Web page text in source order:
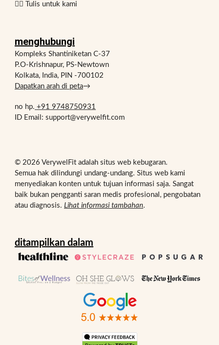
✍🏻 Tulis untuk kami
menghubungi
Kompleks Shantiniketan C-37
P.O-Krishnapur, PS-Newtown
Kolkata, India, PIN -700102
Dapatkan arah di peta→
no hp. +91 9748750931
ID Email: support@verywelfit.com
© 2026 VerywelFit adalah situs web kebugaran.
Semua hak dilindungi undang-undang. Situs web kami
menyediakan konten untuk tujuan informasi saja. Sangat
baik bukan pengganti saran medis profesional, pengobatan
atau diagnosis. Lihat informasi tambahan.
ditampilkan dalam